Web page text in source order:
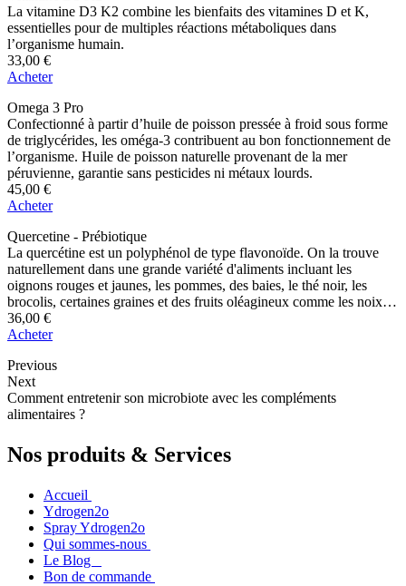
La vitamine D3 K2 combine les bienfaits des vitamines D et K,
essentielles pour de multiples réactions métaboliques dans
l’organisme humain.
33,00 €
Acheter
Omega 3 Pro
Confectionné à partir d’huile de poisson pressée à froid sous forme
de triglycérides, les oméga-3 contribuent au bon fonctionnement de
l’organisme. Huile de poisson naturelle provenant de la mer
péruvienne, garantie sans pesticides ni métaux lourds.
45,00 €
Acheter
Quercetine - Prébiotique
La quercétine est un polyphénol de type flavonoïde. On la trouve
naturellement dans une grande variété d'aliments incluant les
oignons rouges et jaunes, les pommes, des baies, le thé noir, les
brocolis, certaines graines et des fruits oléagineux comme les noix.
250mg - 180 comprimés
36,00 €
Acheter
Previous
Next
Comment entretenir son microbiote avec les compléments
alimentaires ?
Nos produits & Services
Accueil
Ydrogen2o
Spray Ydrogen2o
Qui sommes-nous
Le Blog
Bon de commande